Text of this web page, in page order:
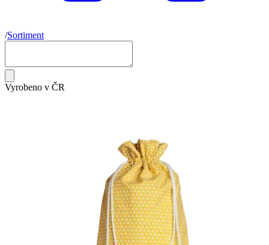
/Sortiment
Vyrobeno v ČR